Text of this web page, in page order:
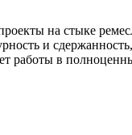
на стыке
и
работы в